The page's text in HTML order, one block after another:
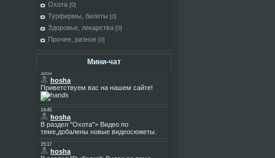
Охота [0]
Турфирмы, билеты [0]
Здоровье, лекарства [0]
Прочее, разное [0]
Мини-чат